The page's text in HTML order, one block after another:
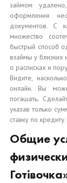
займом
оформления
документов. С
множество
быстрый способ
взаймы у близких
о расписках и
Видите,
онлайн. Вы
погашать.
указав только
ставку по кредиту.
Общие